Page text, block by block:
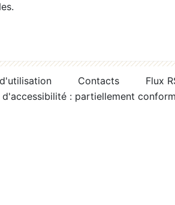
Contacts
Flux
d'accessibilité : partiellement